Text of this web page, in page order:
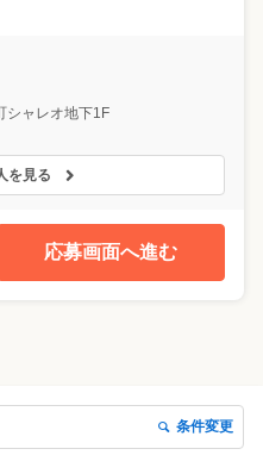
シャレオ地下1F
を見る
応募画面へ進む
条件変更